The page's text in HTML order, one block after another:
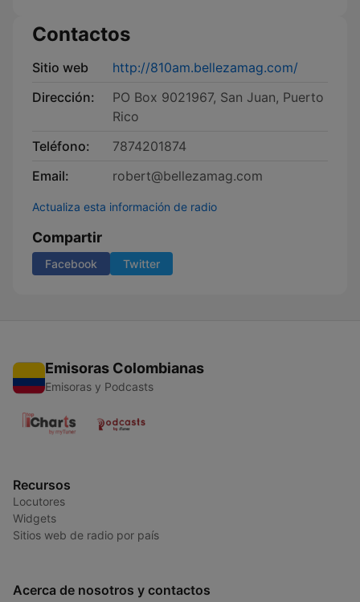
Contactos
Sitio web
http://810am.bellezamag.com/
Dirección:
PO Box 9021967, San Juan, Puerto
Rico
Teléfono:
7874201874
Email:
robert@bellezamag.com
Actualiza esta información de radio
Compartir
Facebook Twitter
Emisoras Colombianas
Emisoras y Podcasts
Recursos
Locutores
Widgets
Sitios web de radio por país
Acerca de nosotros y contactos